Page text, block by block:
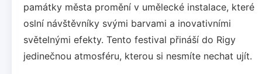
památky města promění v umělecké instalace, které
oslní návštěvníky svými barvami a inovativními
světelnými efekty. Tento festival přináší do Rigy
jedinečnou atmosféru, kterou si nesmíte nechat ujít.